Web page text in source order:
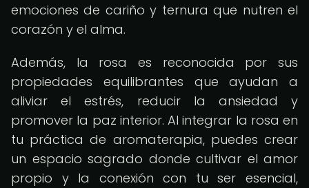
emociones de cariño y ternura que nutren el
corazón y el alma.
Además, la rosa es reconocida por sus
propiedades equilibrantes que ayudan a
aliviar el estrés, reducir la ansiedad y
promover la paz interior. Al integrar la rosa en
tu práctica de aromaterapia, puedes crear
un espacio sagrado donde cultivar el amor
propio y la conexión con tu ser esencial,